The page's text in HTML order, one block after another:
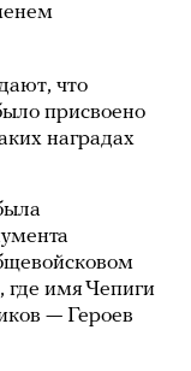
что
присвоено
наградах
имя Чепиги
— Героев